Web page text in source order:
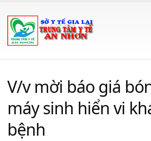
V/v mời báo giá
máy sinh hiển vi
bệnh